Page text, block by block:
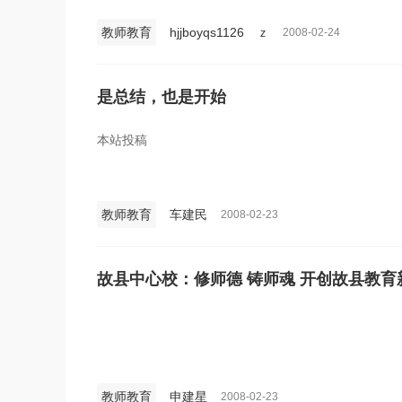
教师教育 hjjboyqs1126 ｚ 2008-02-24
是总结，也是开始
本站投稿
教师教育 车建民 2008-02-23
故县中心校：修师德 铸师魂 开创故县教育
教师教育 申建星 2008-02-23